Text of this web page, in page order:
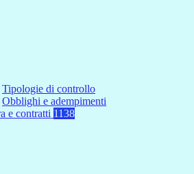
Tipologie di controllo
Obblighi e adempimenti
e contratti 1138